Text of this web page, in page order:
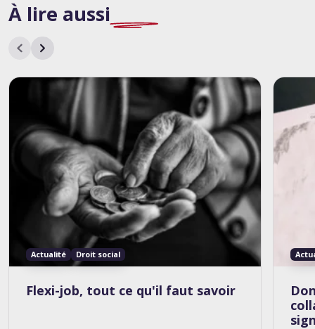
À lire aussi
Actualité Droit social
Flexi-job, tout ce qu'il faut savoir